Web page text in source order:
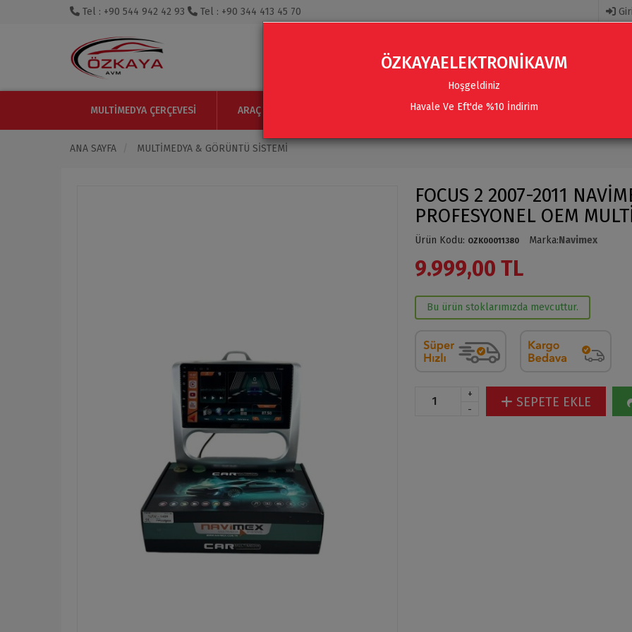
Tel : +90 544 942 42 93 Tel : +90 344 413 45 70
MULTIMEDYA ÇERÇEVESI ARAÇ IÇI MONITOR AKSESUARLAR SES SISTEMLERI & AKSESUARLAR
ANA SAYFA MULTIMEDYA & GÖRÜNTÜ SISTEMI
FOCUS 2 2007-2011
PROFESYONEL OEM
Ürün Kodu: OZK00011380 Marka:Navimex
9.999,00 TL
Bu ürün stoklarımızda mevcuttur.
+
-
SEPETE EKLE
ÖZKAYAELEKTRONİKAVM
Hoşgeldiniz
Havale Ve Eft'de %10 İndirim